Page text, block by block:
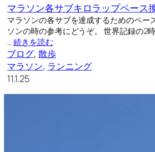
マラソン各サブキロラップペース
マラソンの各サブを達成するためのペー
ソンの時の参考にどうぞ。 世界記録の2
…続きを読む
ブログ, 散歩
マラソン, ランニング
11.1.25